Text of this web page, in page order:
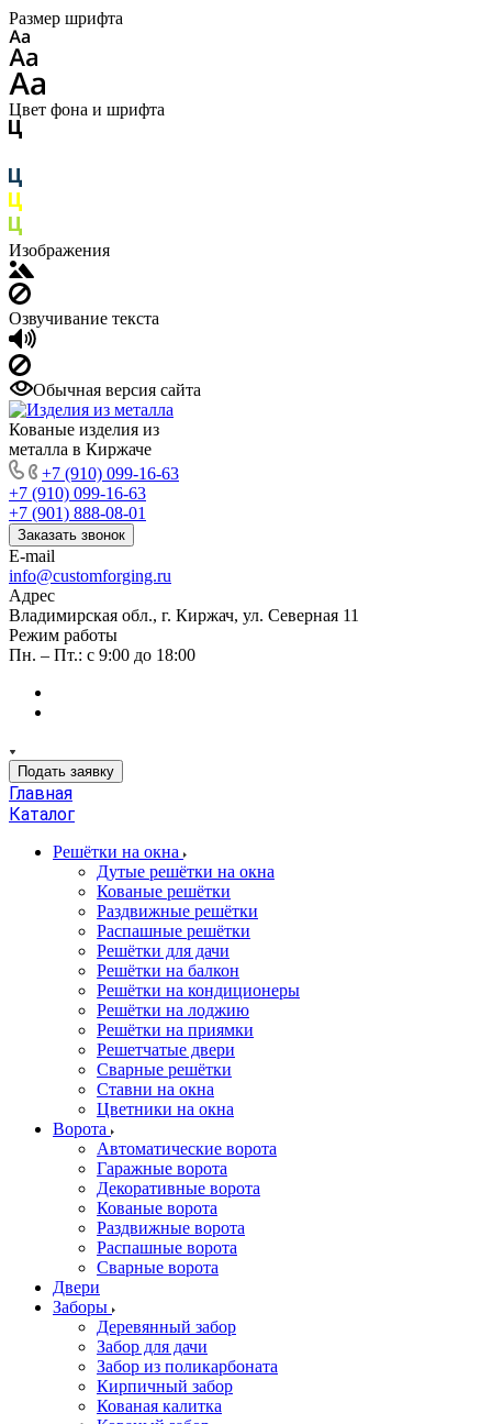
Размер шрифта
Цвет фона и шрифта
Изображения
Озвучивание текста
Обычная версия сайта
Кованые изделия из
металла в Киржаче
+7 (910) 099-16-63
+7 (910) 099-16-63
+7 (901) 888-08-01
Заказать звонок
E-mail
info@customforging.ru
Адрес
Владимирская обл., г. Киржач, ул. Северная 11
Режим работы
Пн. – Пт.: с 9:00 до 18:00
Подать заявку
Главная
Каталог
Решётки на окна
Дутые решётки на окна
Кованые решётки
Раздвижные решётки
Распашные решётки
Решётки для дачи
Решётки на балкон
Решётки на кондиционеры
Решётки на лоджию
Решётки на приямки
Решетчатые двери
Сварные решётки
Ставни на окна
Цветники на окна
Ворота
Автоматические ворота
Гаражные ворота
Декоративные ворота
Кованые ворота
Раздвижные ворота
Распашные ворота
Сварные ворота
Двери
Заборы
Деревянный забор
Забор для дачи
Забор из поликарбоната
Кирпичный забор
Кованая калитка